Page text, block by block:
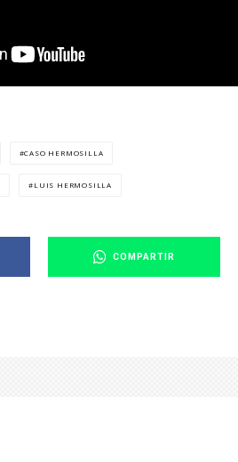
CASO HERMOSILLA
LUIS HERMOSILLA
COMPARTIR